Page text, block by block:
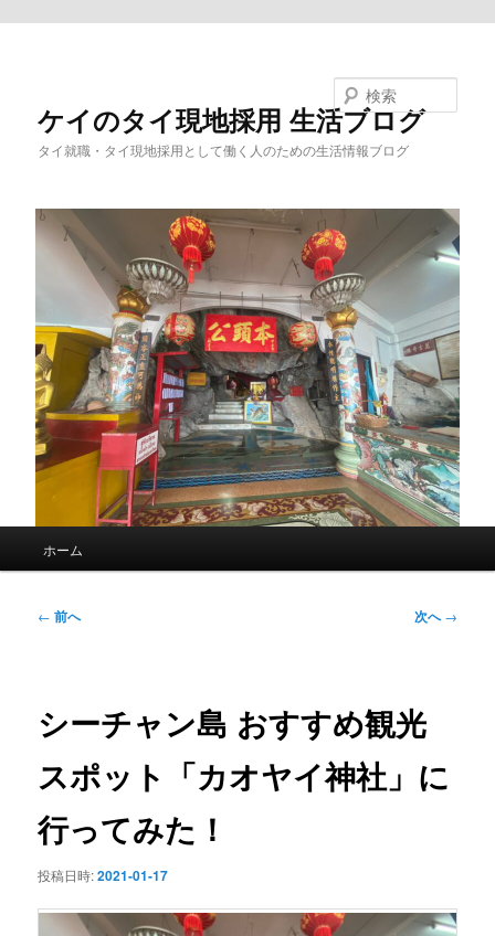
ケイのタイ現地採用 生活ブログ
タイ就職・タイ現地採用として働く人のための生活情報ブログ
ホーム
投
ー
ョ
ン
← 前へ 次へ→
シーチャン島 おすすめ観光
スポット「カオヤイ神社」に
行ってみた！
投稿日時:2021-01-17